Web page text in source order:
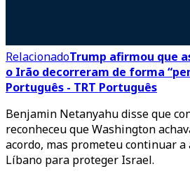
RelacionadoTrump afirmou que
o Irão decorreram de forma
Português - TRT Português
Benjamin Netanyahu disse que
reconheceu que Washington
acordo, mas prometeu continuar
Líbano para proteger Israel.